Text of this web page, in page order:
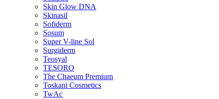
Skin Glow DNA
Skinasil
Sofiderm
Sosum
Super V-line Sol
Surgiderm
Teosyal
TESORO
The Chaeum Premium
Toskani Cosmetics
TwAc